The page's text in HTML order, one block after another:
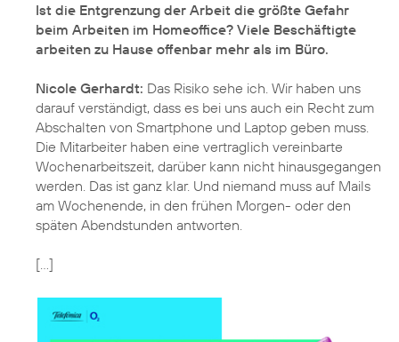
Ist die Entgrenzung der Arbeit die größte Gefahr
beim Arbeiten im Homeoffice? Viele Beschäftigte
arbeiten zu Hause offenbar mehr als im Büro.
Nicole Gerhardt: Das Risiko sehe ich. Wir haben uns
darauf verständigt, dass es bei uns auch ein Recht zum
Abschalten von Smartphone und Laptop geben muss.
Die Mitarbeiter haben eine vertraglich vereinbarte
Wochenarbeitszeit, darüber kann nicht hinausgegangen
werden. Das ist ganz klar. Und niemand muss auf Mails
am Wochenende, in den frühen Morgen- oder den
späten Abendstunden antworten.
[...]